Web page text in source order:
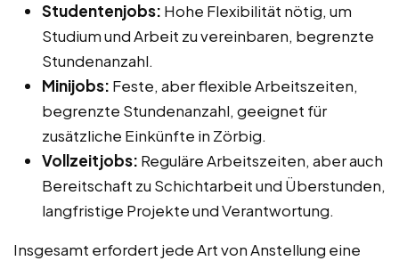
Studentenjobs: Hohe Flexibilität nötig, um
Studium und Arbeit zu vereinbaren, begrenzte
Stundenanzahl.
Minijobs: Feste, aber flexible Arbeitszeiten,
begrenzte Stundenanzahl, geeignet für
zusätzliche Einkünfte in Zörbig.
Vollzeitjobs: Reguläre Arbeitszeiten, aber auch
Bereitschaft zu Schichtarbeit und Überstunden,
langfristige Projekte und Verantwortung.
Insgesamt erfordert jede Art von Anstellung eine